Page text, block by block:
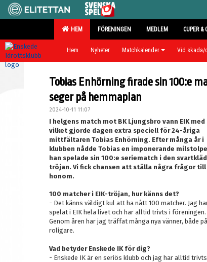
HEM FÖRENINGEN MEDLEM CUPER &
Hem Nyheter Matchkalender Vid skada/
Tobias Enhörning firade sin 100:e
seger på hemmaplan
2024-10-11 11:07
I helgens match mot BK Ljungsbro vann EIK med
vilket gjorde dagen extra speciell för 24-åriga
mittfältaren Tobias Enhörning. Efter många år i
klubben nådde Tobias en imponerande
han spelade sin 100:e seriematch i den
tröjan. Vi fick chansen att ställa några frågor till
honom.
100 matcher i EIK-tröjan, hur känns det?
- Det känns väldigt kul att ha nått 100 matcher. Jag
spelat i EIK hela livet och har alltid trivts i föreningen.
Genom åren har jag träffat många nya vänner, både
roligare.
Vad betyder Enskede IK för dig?
- Enskede IK är en seriös klubb och jag har alltid